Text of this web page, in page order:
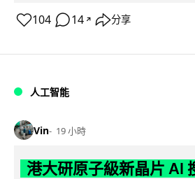
104 14 ↗ 分享
人工智能
Vin 19 小時
港大研原子級新晶片 AI